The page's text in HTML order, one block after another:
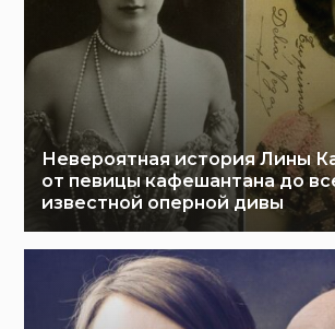
Невероятная история Лины
от певицы кафешантана до
известной оперной дивы